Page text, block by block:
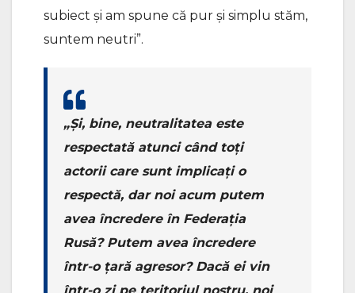
subiect și am spune că pur și simplu stăm,
suntem neutri”.
„Și, bine, neutralitatea este
respectată atunci când toți
actorii care sunt implicați o
respectă, dar noi acum putem
avea încredere în Federația
Rusă? Putem avea încredere
într-o țară agresor? Dacă ei vin